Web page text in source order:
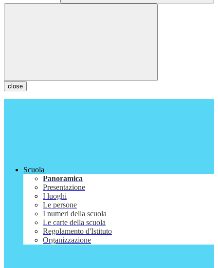
close
Scuola
Panoramica
Presentazione
I luoghi
Le persone
I numeri della scuola
Le carte della scuola
Regolamento d'Istituto
Organizzazione